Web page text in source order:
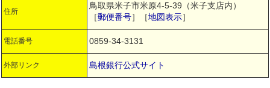
住所
鳥取県米子市米原4-5-39（米子支店内）
［郵便番号］［地図表示］
電話番号 0859-34-3131
外部リンク 島根銀行公式サイト